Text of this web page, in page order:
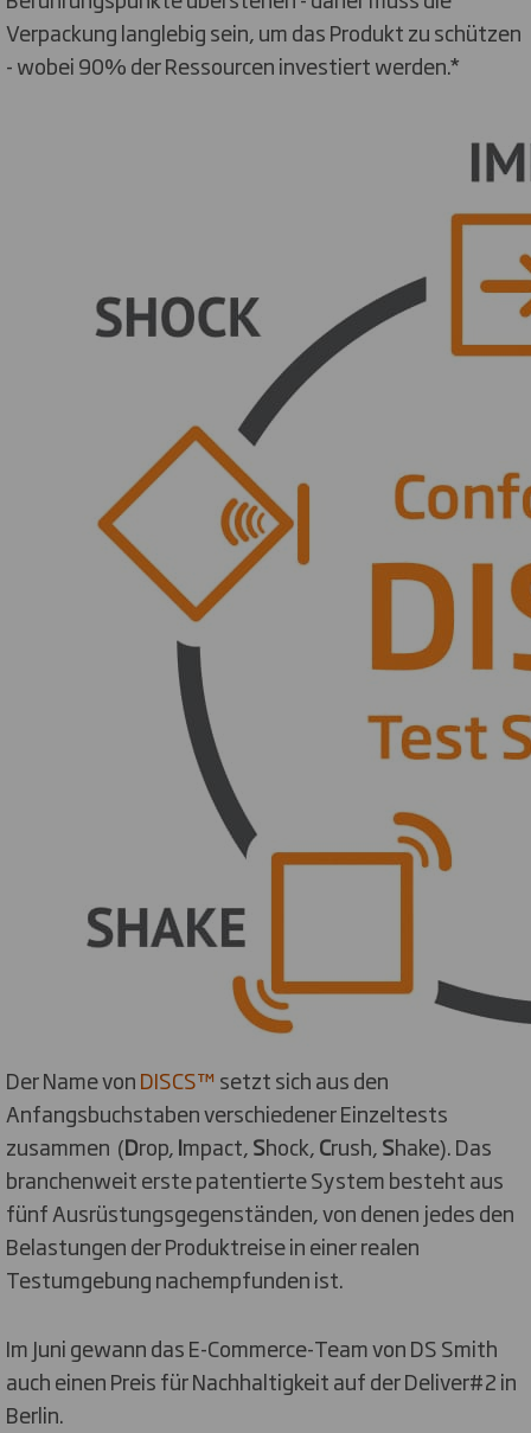
Verpackung langlebig sein, um das Produkt zu schützen
- wobei 90% der Ressourcen investiert werden.*
Der Name vonDISCS™setzt sich aus den
Anfangsbuchstaben verschiedener Einzeltests
zusammen (Drop,Impact,Shock,Crush,Shake). Das
branchenweit erste patentierte System besteht aus
fünf Ausrüstungsgegenständen, von denen jedes den
Belastungen der Produktreise in einer realen
Testumgebung nachempfunden ist.
Im Juni gewann das E-Commerce-Team von DS Smith
auch einen Preis für Nachhaltigkeit auf der Deliver#2 in
Berlin.